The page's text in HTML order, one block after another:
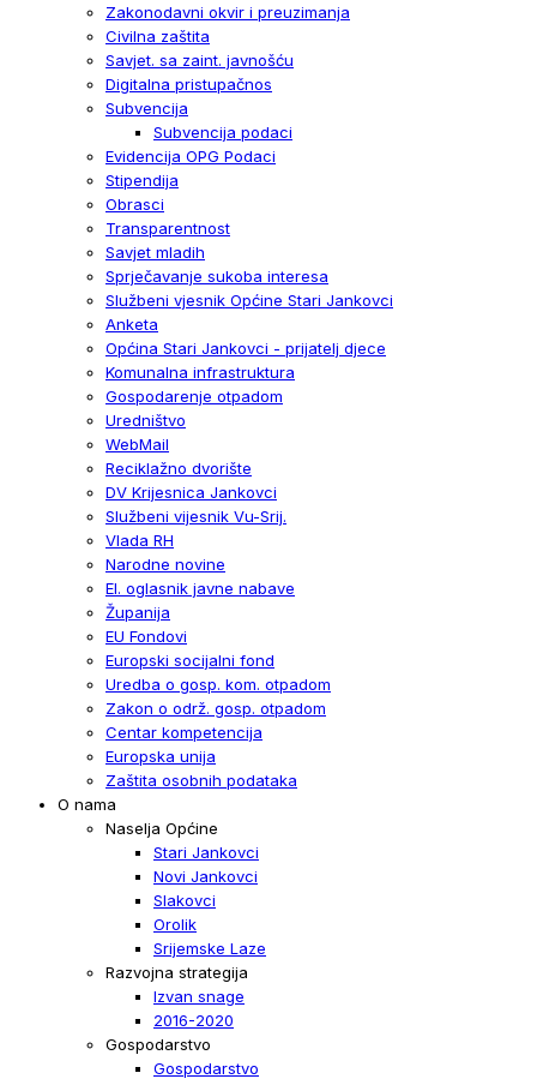
Zakonodavni okvir i preuzimanja
Civilna zaštita
Savjet. sa zaint. javnošću
Digitalna pristupačnos
Subvencija
Subvencija podaci
Evidencija OPG Podaci
Stipendija
Obrasci
Transparentnost
Savjet mladih
Sprječavanje sukoba interesa
Službeni vjesnik Općine Stari Jankovci
Anketa
Općina Stari Jankovci - prijatelj djece
Komunalna infrastruktura
Gospodarenje otpadom
Uredništvo
WebMail
Reciklažno dvorište
DV Krijesnica Jankovci
Službeni vijesnik Vu-Srij.
Vlada RH
Narodne novine
El. oglasnik javne nabave
Županija
EU Fondovi
Europski socijalni fond
Uredba o gosp. kom. otpadom
Zakon o održ. gosp. otpadom
Centar kompetencija
Europska unija
Zaštita osobnih podataka
O nama
Naselja Općine
Stari Jankovci
Novi Jankovci
Slakovci
Orolik
Srijemske Laze
Razvojna strategija
Izvan snage
2016-2020
Gospodarstvo
Gospodarstvo